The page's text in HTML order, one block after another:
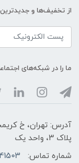
از تخفیف‌ها و
ما را در شبکه‌های
آدرس: تهران، خ
پلاک 3، واحد یک
شماره تماس:
02141503 -